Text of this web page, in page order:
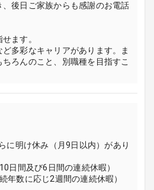
後日ご家族からも感謝のお電話
ます。
多彩なキャリアがあります。ま
ろんのこと、別職種を目指すこ
に明け休み（月9日以内）があり
日間及び6日間の連続休暇）
年数に応じ2週間の連続休暇）